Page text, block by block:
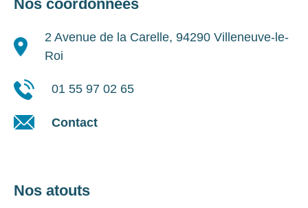
Nos coordonnées
2 Avenue de la Carelle, 94290 Villeneuve-le-
Roi
01 55 97 02 65
Contact
Nos atouts